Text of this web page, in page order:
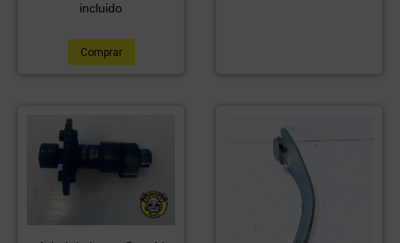
incluido
Comprar